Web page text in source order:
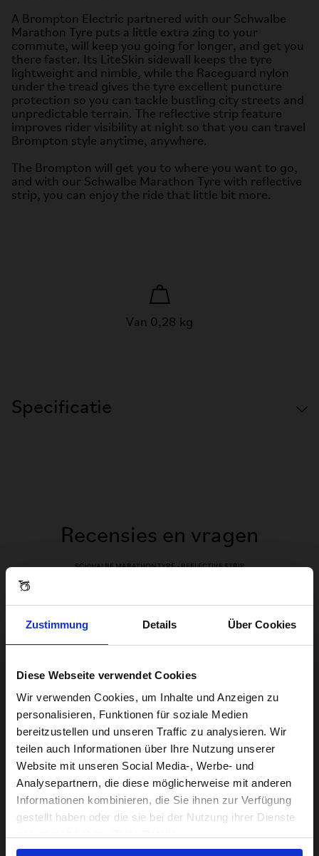
Zustimmung Details Über Cookies
Diese Webseite verwendet Cookies
Wir verwenden Cookies, um Inhalte und Anzeigen zu
personalisieren, Funktionen für soziale Medien
bereitzustellen und unseren Traffic zu analysieren. Wir
teilen auch Informationen über Ihre Nutzung unserer
Website mit unseren Social Media-, Werbe- und
Analysepartnern, die diese möglicherweise mit anderen
Informationen kombinieren, die Sie ihnen zur Verfügung
gestellt haben oder die sie bei der Nutzung ihrer Dienste
A Brompton Electric partnered with our Schwalbe
Marathon Tyre puts a little extra zing to your
commute, will keep you going for longer, and get you
there faster. Its LiteSkin sidewall keeps the tyre
lightweight and nimble, while the Raceguard nylon
under the tread gives the tyre excellent puncture
protection so you can tackle bustling city streets and
unpredictable terrain. The reflective strip feature
improves rider visibility at night so that you can travel
Brompton style anytime, anywhere.
The Brompton will get you to where you want to go,
and with our Schwalbe Marathon Tyre with reflective
strip, you can enjoy the ride that little bit more.
Van 0,28 kg
Specificatie
Recensies en vragen
SCHWALBE MARATHON TYRE - REFLECTIVE STRIP
Beoordelingen
Visiting from the United States?
For a better experience, please visit our:
US website
No, stay here